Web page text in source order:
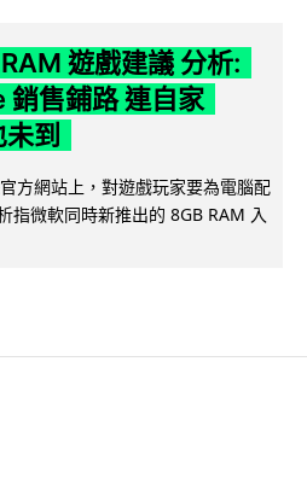
遊戲建議 分析:
售鋪路 連自家
到
方網站上，對遊戲玩家要為電腦配
指微軟同時新推出的 8GB RAM 入